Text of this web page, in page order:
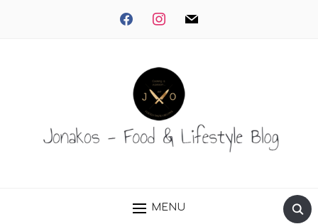
facebookinstagrammail
MENU